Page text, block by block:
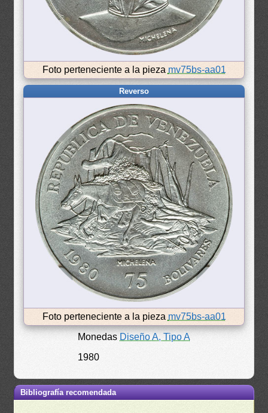
Foto perteneciente a la pieza mv75bs-aa01
Reverso
Foto perteneciente a la pieza mv75bs-aa01
Monedas Diseño A, Tipo A
1980
Bibliografía recomendada